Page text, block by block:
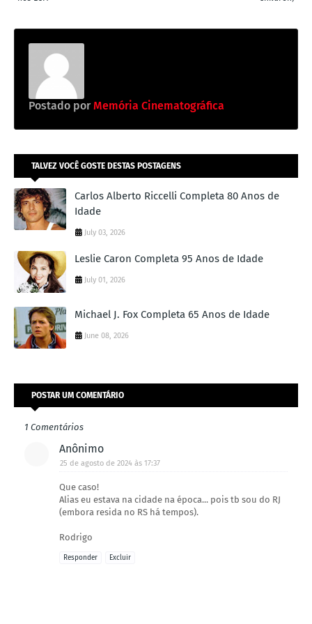
Postado por Memória Cinematográfica
TALVEZ VOCÊ GOSTE DESTAS POSTAGENS
Carlos Alberto Riccelli Completa 80 Anos de
Idade
July 03, 2026
Leslie Caron Completa 95 Anos de Idade
July 01, 2026
Michael J. Fox Completa 65 Anos de Idade
June 08, 2026
POSTAR UM COMENTÁRIO
1 Comentários
Anônimo
25 de agosto de 2024 às 17:37
Que caso!
Alias eu estava na cidade na época... pois tb sou do RJ
(embora resida no RS há tempos).
Rodrigo
Responder Excluir